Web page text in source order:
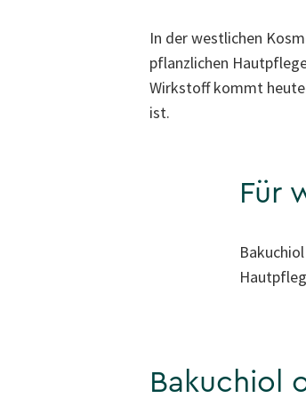
In der westlichen
pflanzlichen
Wirkstoff kommt
ist.
Für
Bakuchiol